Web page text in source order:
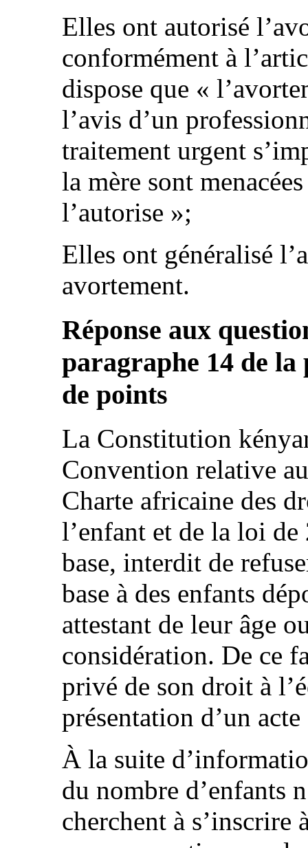
Elles ont autorisé
conformément à
dispose que «
l’avis d’un
traitement urgent
la mère sont
l’autorise »;
Elles ont généralisé
avortement.
Réponse aux
paragraphe 14 de
de points
La Constitution
Convention relative
Charte africaine des
l’enfant et de la loi
base, interdit de
base à des enfants
attestant de leur âge
considération. De ce
privé de son droit à
présentation d’un
À la suite
du nombre d’enfants
cherchent à s’inscrire